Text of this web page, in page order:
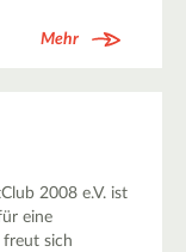
Mehr
2008 e.V. ist
eine
freut sich